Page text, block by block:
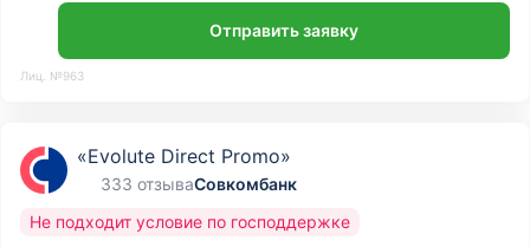
Отправить заявку
Лиц. №963
«Evolute Direct Promo»
333 отзываСовкомбанк
Не подходит условие по господдержке